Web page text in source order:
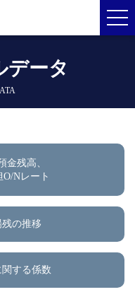
データ
金残高、
Nレート
の推移
する係数